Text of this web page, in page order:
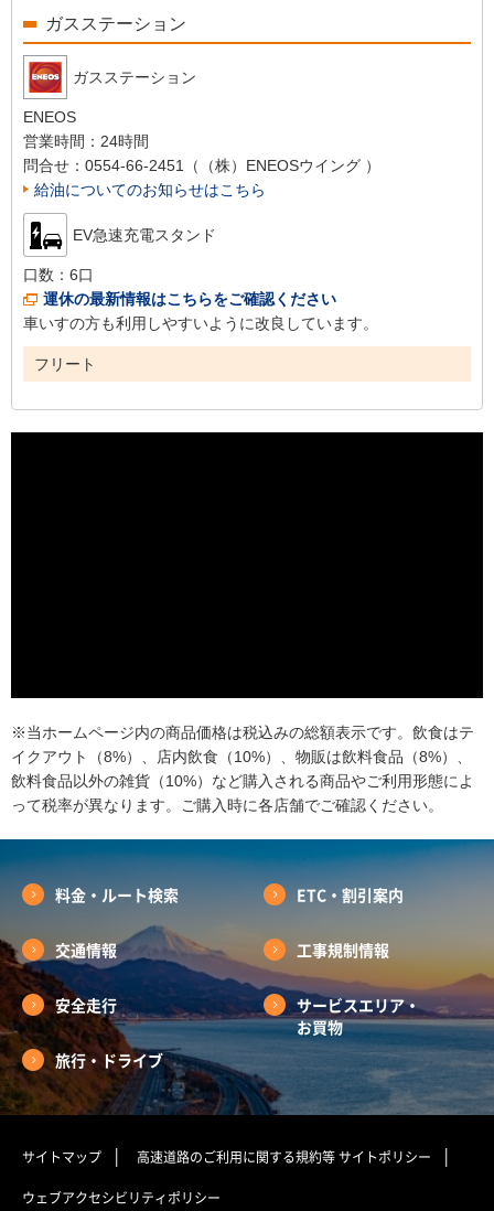
ガスステーション
ガスステーション
ENEOS
営業時間： 24時間
問合せ： 0554-66-2451（（株）ENEOSウイング ）
給油についてのお知らせはこちら
EV急速充電スタンド
口数： 6口
運休の最新情報はこちらをご確認ください
車いすの方も利用しやすいように改良しています。
フリート
※当ホームページ内の商品価格は税込みの総額表示です。飲食はテ
イクアウト（8%）、店内飲食（10%）、物販は飲料食品（8%）、
飲料食品以外の雑貨（10%）など購入される商品やご利用形態によ
って税率が異なります。ご購入時に各店舗でご確認ください。
料金・ルート検索 ETC・割引案内
交通情報 工事規制情報
安全走行
サービスエリア・
お買物
旅行・ドライブ
サイトマップ 高速道路のご利用に関する規約等サイトポリシー
ウェブアクセシビリティポリシー